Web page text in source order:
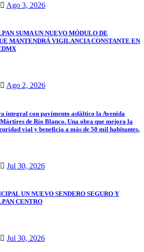
Ago 3, 2026
SUMA UN NUEVO MÓDULO DE
MANTENDRÁ VIGILANCIA CONSTANTE EN
Ago 2, 2026
integral con pavimento asfáltico la Avenida
de Río Blanco. Una obra que mejora la
vial y beneficia a más de 50 mil habitantes.
Jul 30, 2026
UN NUEVO SENDERO SEGURO Y
CENTRO
Jul 30, 2026